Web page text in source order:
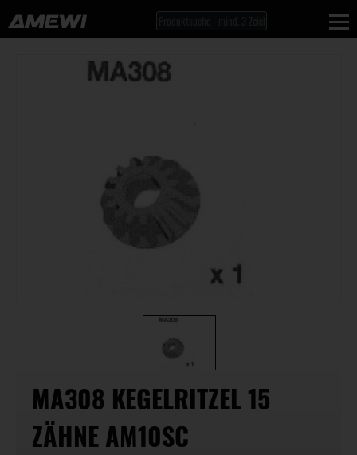
MA308 KEGELRITZEL 15
ZÄHNE AM10SC